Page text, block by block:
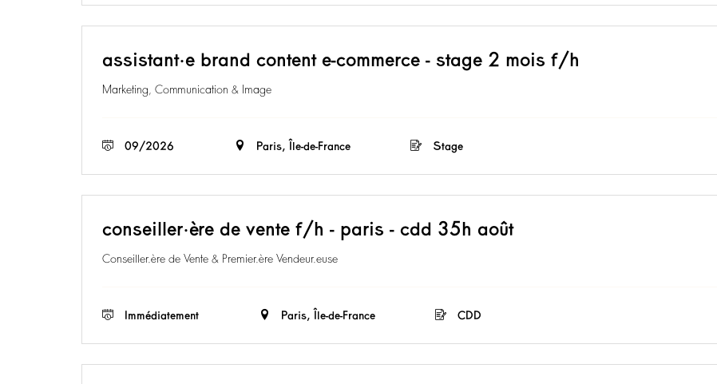
assistant·e brand content e-commerce - stage 2 mois f/h
Marketing, Communication & Image
09/2026 Paris, Île-de-France Stage
conseiller·ère de vente f/h - paris - cdd 35h août
Conseiller.ère de Vente & Premier.ère Vendeur.euse
Immédiatement Paris, Île-de-France CDD